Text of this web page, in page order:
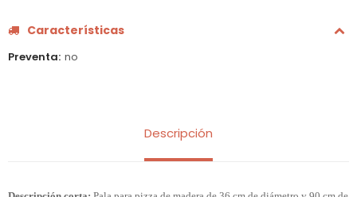
Características
Preventa no
Descripción